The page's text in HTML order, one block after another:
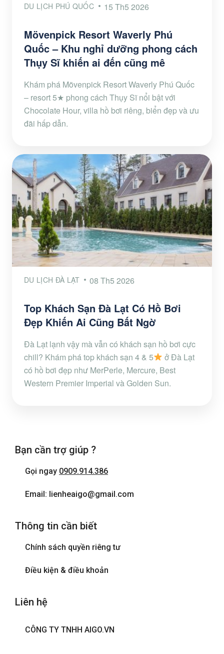
DU LỊCH PHÚ QUỐC 15 Th5 2026
Mövenpick Resort Waverly Phú
Quốc – Khu nghỉ dưỡng phong cách
Thụy Sĩ khiến ai đến cũng mê
Khám phá Mövenpick Resort Waverly Phú Quốc
– resort 5★ phong cách Thụy Sĩ nổi bật với
Chocolate Hour, villa hồ bơi riêng, biển đẹp và ưu
đãi hấp dẫn.
DU LỊCH ĐÀ LẠT 08 Th5 2026
Top Khách Sạn Đà Lạt Có Hồ Bơi
Đẹp Khiến Ai Cũng Bất Ngờ
Đà Lạt lạnh vậy mà vẫn có khách sạn hồ bơi cực
chill? Khám phá top khách sạn 4 & 5
ở Đà Lạt
có hồ bơi đẹp như MerPerle, Mercure, Best
Western Premier Imperial và Golden Sun.
Bạn cần trợ giúp ?
Gọi ngay 0909.914.386
Email: lienheaigo@gmail.com
Thông tin cần biết
Chính sách quyền riêng tư
Điều kiện & điều khoản
Liên hệ
CÔNG TY TNHH AIGO.VN